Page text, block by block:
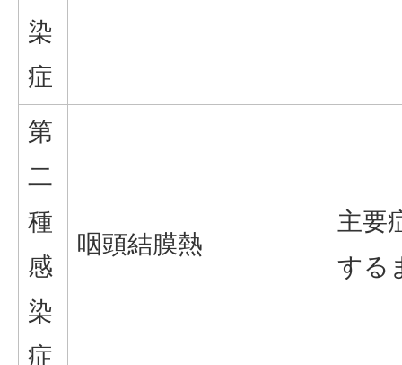
染
症
第
二
種
感
染
症
咽頭結膜熱
主要
する